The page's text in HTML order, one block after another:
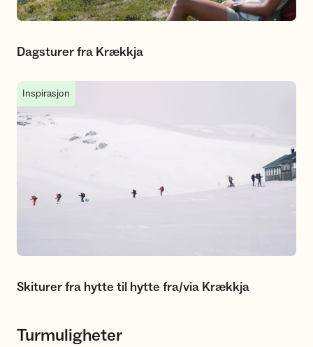
Dagsturer fra Krækkja
Skiturer fra hytte til hytte fra/via Krækkja
Inspirasjon
Skiturer fra hytte til hytte fra/via Krækkja
Turmuligheter